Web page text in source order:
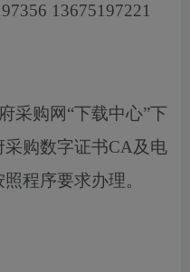
13675197221
采购网 “下载中心”下
购数字证书CA及电
程序要求办理。